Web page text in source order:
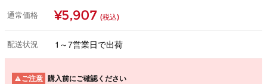
通常価格 ¥5,907 (税込)
配送状況 1～7営業日で出荷
ご注意 購入前にご確認ください